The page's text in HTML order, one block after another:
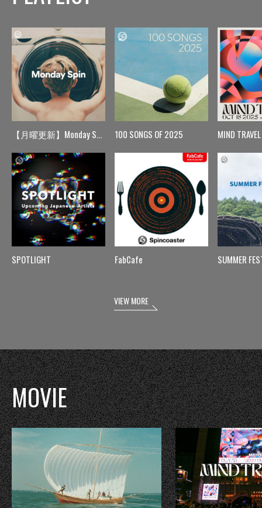
【月曜更新】Monday Spin
SPOTLIGHT
100 SONGS OF 2025
FabCafe
MIND TRAVEL
SUMMER
VIEW MORE
MOVIE